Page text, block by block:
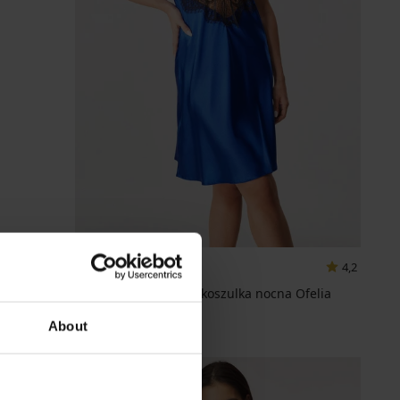
About
4,2
Satynowa erotyczna koszulka nocna Ofelia
krótka
185,99 zł